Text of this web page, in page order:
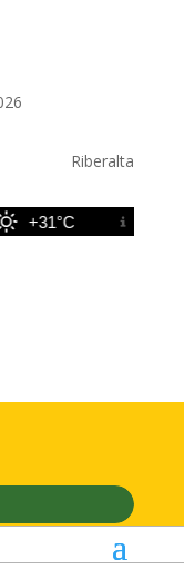
Riberalta
+31°C 10 ago